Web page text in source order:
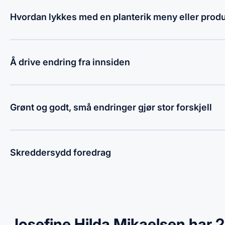
Hvordan lykkes med en planterik meny eller
Å drive endring fra innsiden
Grønt og godt, små endringer gjør stor forskjell
Skreddersydd foredrag